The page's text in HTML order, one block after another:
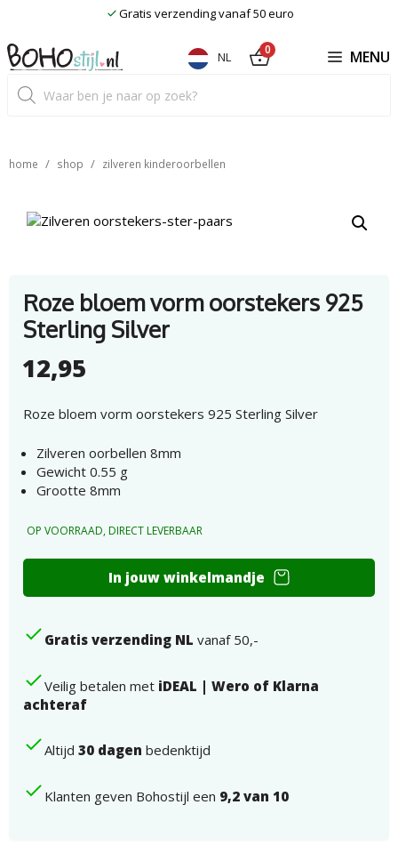
de
inhoud
Gratis verzending vanaf 50 euro
zoeken
NL 0 MENU
home / shop / zilveren kinderoorbellen
Roze bloem vorm oorstekers 925
Sterling Silver
12,95
Roze bloem vorm oorstekers 925 Sterling Silver
Zilveren oorbellen 8mm
Gewicht 0.55 g
Grootte 8mm
OP VOORRAAD, DIRECT LEVERBAAR
Roze
925
Silver
aantal
In jouw winkelmandje
Gratis verzending NL vanaf 50,-
Veilig betalen met iDEAL | Wero of Klarna
achteraf
Altijd 30 dagen bedenktijd
Klanten geven Bohostijl een 9,2 van 10